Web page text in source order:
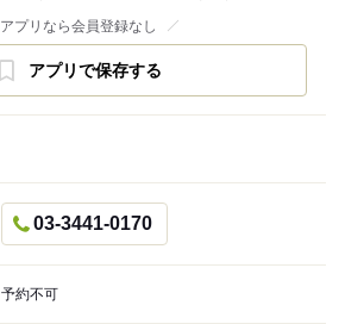
アプリなら会員登録なし
アプリで保存する
03-3441-0170
予約不可